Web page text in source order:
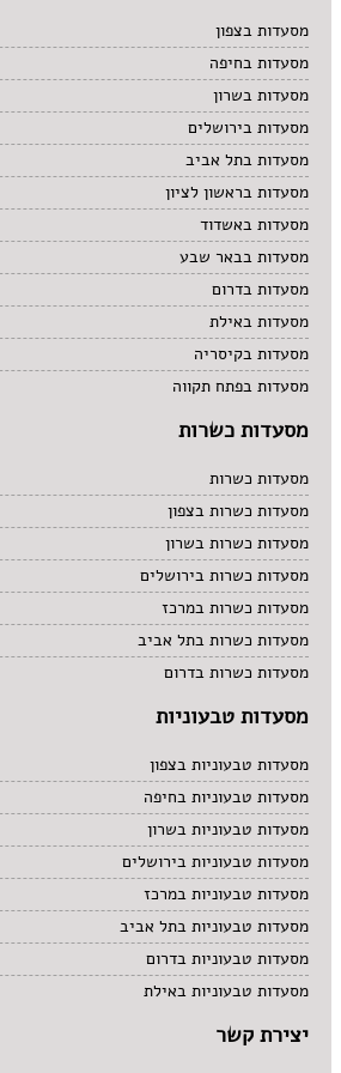
מרקים
מתוקים
סיני
סנדוויץ' בר
פאב
מסעדות בצפון
מסעדות בחיפה
מסעדות בשרון
מסעדות בירושלים
מסעדות בתל אביב
מסעדות בראשון לציון
מסעדות באשדוד
מסעדות בבאר שבע
מסעדות בדרום
מסעדות באילת
מסעדות בקיסריה
מסעדות בפתח תקווה
מסעדות כשרות
מסעדות כשרות
מסעדות כשרות בצפון
מסעדות כשרות בשרון
מסעדות כשרות בירושלים
מסעדות כשרות במרכז
מסעדות כשרות בתל אביב
מסעדות כשרות בדרום
מסעדות טבעוניות
מסעדות טבעוניות בצפון
מסעדות טבעוניות בחיפה
מסעדות טבעוניות בשרון
מסעדות טבעוניות בירושלים
מסעדות טבעוניות במרכז
מסעדות טבעוניות בתל אביב
מסעדות טבעוניות בדרום
מסעדות טבעוניות באילת
יצירת קשר